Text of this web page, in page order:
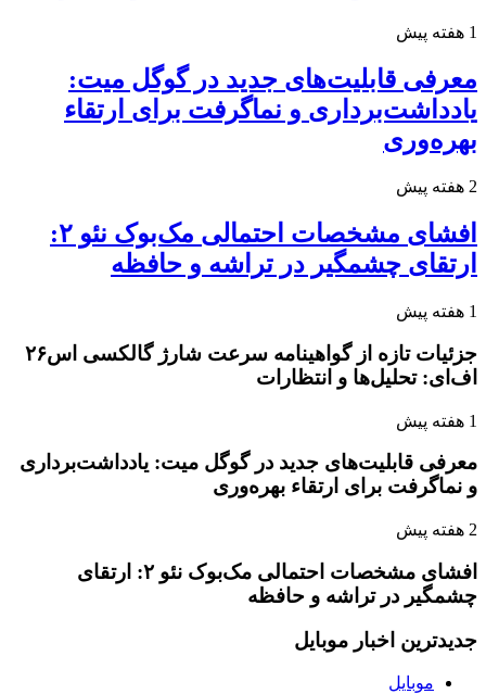
1 هفته پیش
معرفی قابلیت‌های جدید در گوگل میت:
یادداشت‌برداری و نماگرفت برای ارتقاء
بهره‌وری
2 هفته پیش
افشای مشخصات احتمالی مک‌بوک نئو ۲:
ارتقای چشمگیر در تراشه و حافظه
1 هفته پیش
جزئیات تازه از گواهینامه سرعت شارژ گالکسی اس۲۶
اف‌ای: تحلیل‌ها و انتظارات
1 هفته پیش
معرفی قابلیت‌های جدید در گوگل میت: یادداشت‌برداری
و نماگرفت برای ارتقاء بهره‌وری
2 هفته پیش
افشای مشخصات احتمالی مک‌بوک نئو ۲: ارتقای
چشمگیر در تراشه و حافظه
جدیدترین اخبار موبایل
موبایل